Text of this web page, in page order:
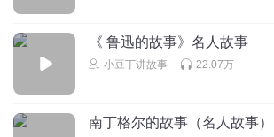
《 鲁迅的故事》名人故事
小豆丁讲故事 22.07万
南丁格尔的故事（名人故事）